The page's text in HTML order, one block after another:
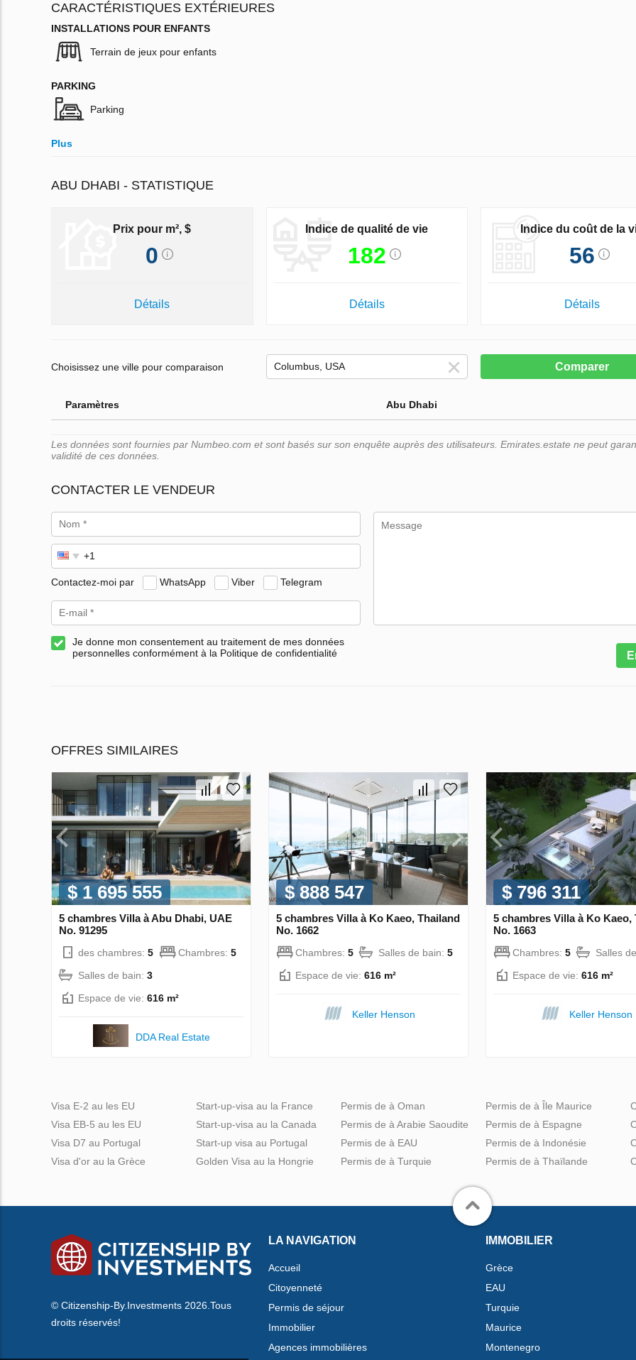
CARACTÉRISTIQUES EXTÉRIEURES
INSTALLATIONS POUR ENFANTS
Terrain de jeux pour enfants
PARKING
Parking
Plus
ABU DHABI - STATISTIQUE
Prix pour m², $
0
Détails
Indice de qualité de vie
182
Détails
Indice du coût de la
56
Détails
Choisissez une ville pour comparaison Comparer
Paramètres Abu Dhabi
Les données sont fournies par Numbeo.com et sont basés sur son enquête auprès des utilisateurs. Emirates.estate ne peut
validité de ces données.
CONTACTER LE VENDEUR
Contactez-moi par WhatsApp Viber Telegram
Je donne mon consentement au traitement de mes données
personnelles conformément à la Politique de confidentialité
OFFRES SIMILAIRES
$ 1 695 555
5 chambres Villa à Abu Dhabi, UAE
No. 91295
des chambres: 5 Chambres: 5
Salles de bain: 3
Espace de vie: 616 m²
DDA Real Estate
$ 888 547
5 chambres Villa à Ko Kaeo, Thailand
No. 1662
Chambres: 5 Salles de bain: 5
Espace de vie: 616 m²
Keller Henson
$ 796 311
5 chambres Villa à Ko Kaeo,
No. 1663
Chambres: 5
Salles
Espace de vie: 616 m²
Keller Henson
Visa E-2 au les EU
Visa EB-5 au les EU
Visa D7 au Portugal
Visa d'or au la Grèce
Start-up-visa au la France
Start-up-visa au la Canada
Start-up visa au Portugal
Golden Visa au la Hongrie
Permis de à Oman
Permis de à Arabie Saoudite
Permis de à EAU
Permis de à Turquie
Permis de à Île Maurice
Permis de à Espagne
Permis de à Indonésie
Permis de à Thaïlande
© Citizenship-By.Investments 2026.Tous
droits réservés!
LA NAVIGATION
Accueil
Citoyenneté
Permis de séjour
Immobilier
Agences immobilières
IMMOBILIER
Grèce
EAU
Turquie
Maurice
Montenegro